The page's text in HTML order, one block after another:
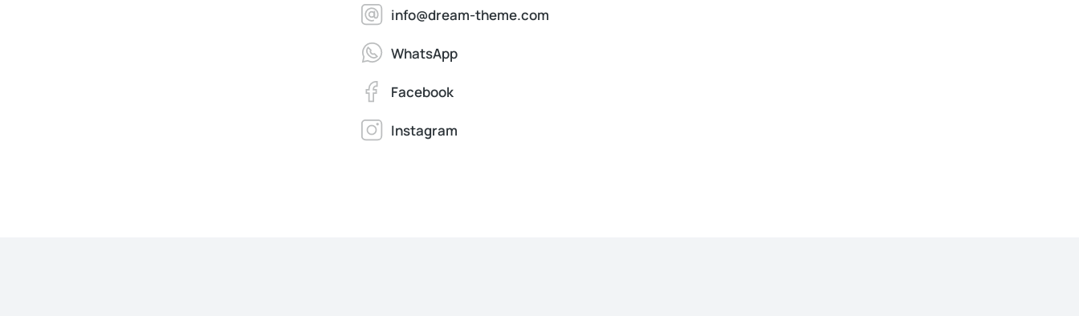
info@dream-theme.com
WhatsApp
Facebook
Instagram